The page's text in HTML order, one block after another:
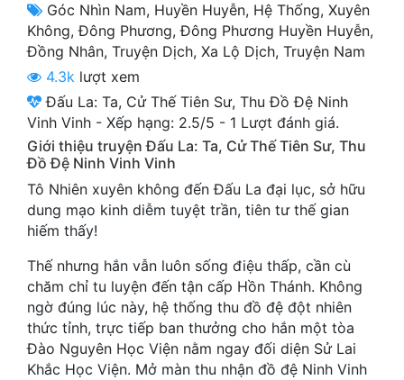
Dị Giới
Dị Năng
Gia Đấu
Góc Nhìn Nam
Góc Nhìn Nữ
Huyền Huyễn
Huyền Nghi
Huyền Ảo
Hài Hước
Hệ Thống
Học Đường
Góc Nhìn Nam, Huyền Huyễn, Hệ Thống, Xuyên
Không,Đông Phương,Đông Phương Huyền Huyễn,
Đồng Nhân, Truyện Dịch, Xa Lộ Dịch, Truyện Nam
4.3k lượt xem
Đấu La: Ta, Cử Thế Tiên Sư, Thu Đồ Đệ Ninh
Vinh Vinh - Xếp hạng: 2.5/5 - 1 Lượt đánh giá.
Giới thiệu truyện Đấu La: Ta, Cử Thế Tiên Sư, Thu
Đồ Đệ Ninh Vinh Vinh
Tô Nhiên xuyên không đến Đấu La đại lục, sở hữu
dung mạo kinh diễm tuyệt trần, tiên tư thế gian
hiếm thấy!
Thế nhưng hắn vẫn luôn sống điệu thấp, cần cù
chăm chỉ tu luyện đến tận cấp Hồn Thánh. Không
ngờ đúng lúc này, hệ thống thu đồ đệ đột nhiên
thức tỉnh, trực tiếp ban thưởng cho hắn một tòa
Đào Nguyên Học Viện nằm ngay đối diện Sử Lai
Khắc Học Viện. Mở màn thu nhận đồ đệ Ninh Vinh